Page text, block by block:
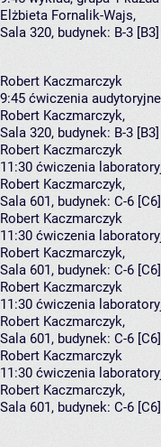
Elżbieta Fornalik-Wajs,
Sala 320, budynek: B-3 [B3]
Robert Kaczmarczyk
9:45 ćwiczenia
Robert Kaczmarczyk,
Sala 320, budynek: B-3 [B3]
Robert Kaczmarczyk
11:30 ćwiczenia
Robert Kaczmarczyk,
Sala 601, budynek: C-6 [C6]
Robert Kaczmarczyk
11:30 ćwiczenia
Robert Kaczmarczyk,
Sala 601, budynek: C-6 [C6]
Robert Kaczmarczyk
11:30 ćwiczenia
Robert Kaczmarczyk,
Sala 601, budynek: C-6 [C6]
Robert Kaczmarczyk
11:30 ćwiczenia
Robert Kaczmarczyk,
Sala 601, budynek: C-6 [C6]